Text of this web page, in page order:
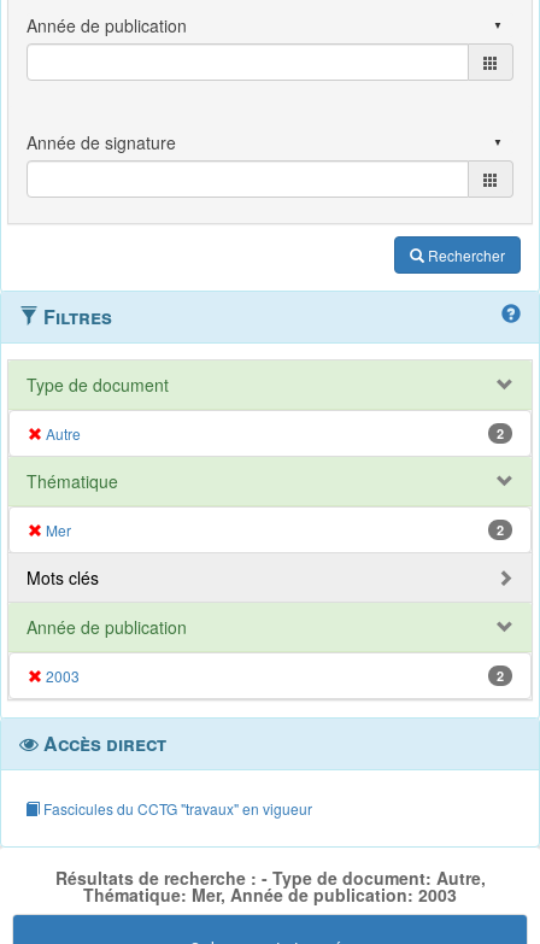
Rechercher
Filtres
Type de document
Autre 2
Thématique
Mer 2
Mots clés
Année de publication
2003 2
Accès direct
Fascicules du CCTG "travaux" en vigueur
Résultats de recherche : - Type de document: Autre,
Thématique: Mer, Année de publication: 2003